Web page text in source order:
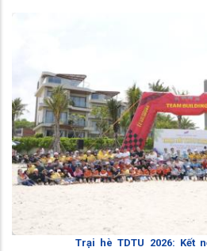
Trại hè TDTU 2026: Kết